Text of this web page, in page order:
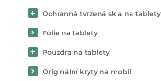
Ochranná tvrzená skla na tablety
Fólie na tablety
Pouzdra na tablety
Originální kryty na mobil